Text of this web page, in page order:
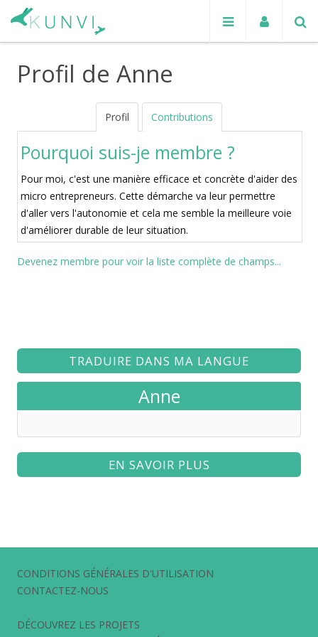
Profil de Anne
Profil Contributions
Pourquoi suis-je membre ?
Pour moi, c'est une manière efficace et concrète d'aider des
micro entrepreneurs. Cette démarche va leur permettre
d'aller vers l'autonomie et cela me semble la meilleure voie
d'améliorer durable de leur situation.
Devenez membre pour voir la liste complète de champs...
TRADUIRE DANS MA LANGUE
Anne
EN SAVOIR PLUS
CONDITIONS GÉNÉRALES D'UTILISATION
CONTACTEZ-NOUS
DÉCOUVREZ LES PROJETS